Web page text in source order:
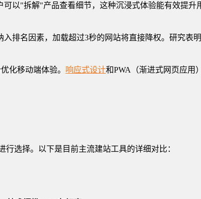
可以"拆解"产品查看细节，这种沉浸式体验能有效提升
入排名因素，加载超过3秒的网站将直接降权。研究表
化移动端体验。 响应式设计和PWA（渐进式网页应用
选择。以下是目前主流建站工具的详细对比：